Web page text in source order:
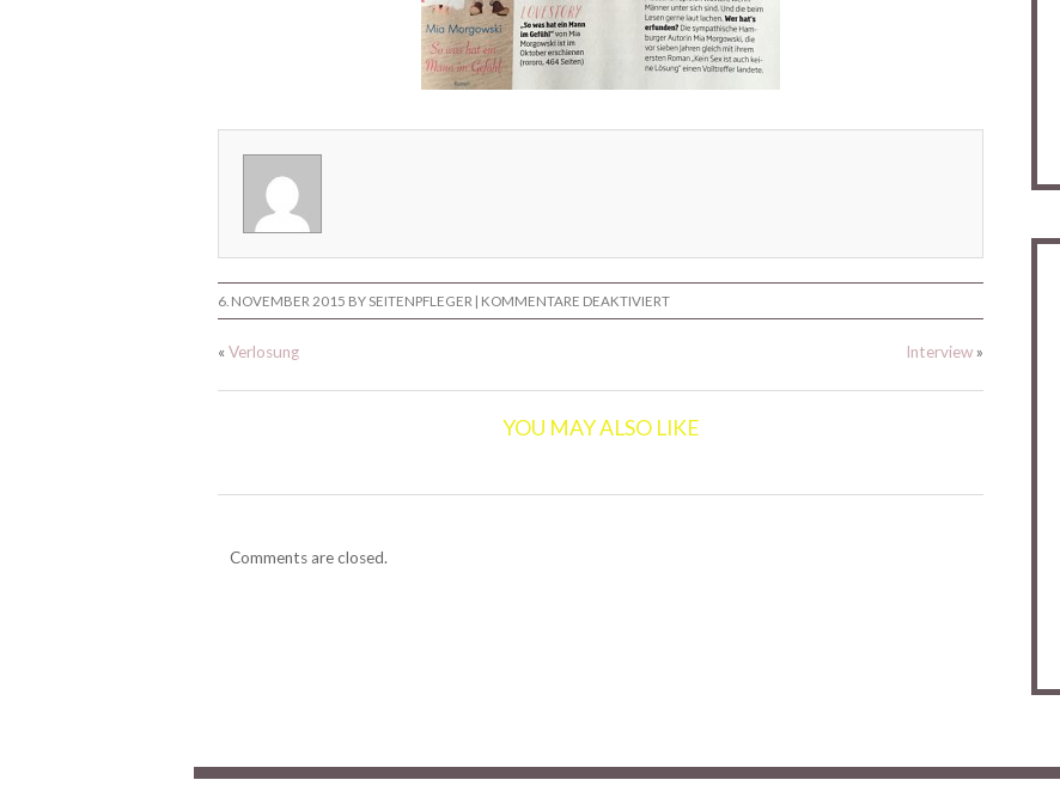
6. NOVEMBER 2015 BY SEITENPFLEGER | KOMMENTARE DEAKTIVIERTFÜR
BUCHBESPRECHUNG
« Verlosung Interview »
YOU MAY ALSO LIKE
Comments are closed.